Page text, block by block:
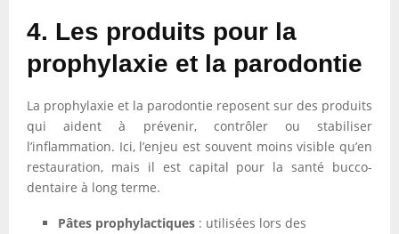
4. Les produits pour la
prophylaxie et la parodontie
La prophylaxie et la parodontie reposent sur des produits
qui aident à prévenir, contrôler ou stabiliser
l’inflammation. Ici, l’enjeu est souvent moins visible qu’en
restauration, mais il est capital pour la santé bucco-
dentaire à long terme.
Pâtes prophylactiques : utilisées lors des